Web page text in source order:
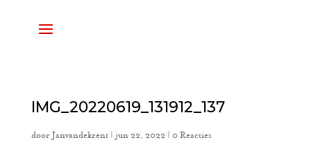
IMG_20220619_131912_137
door Janvandekrent| jun 22, 2022 0 Reacties